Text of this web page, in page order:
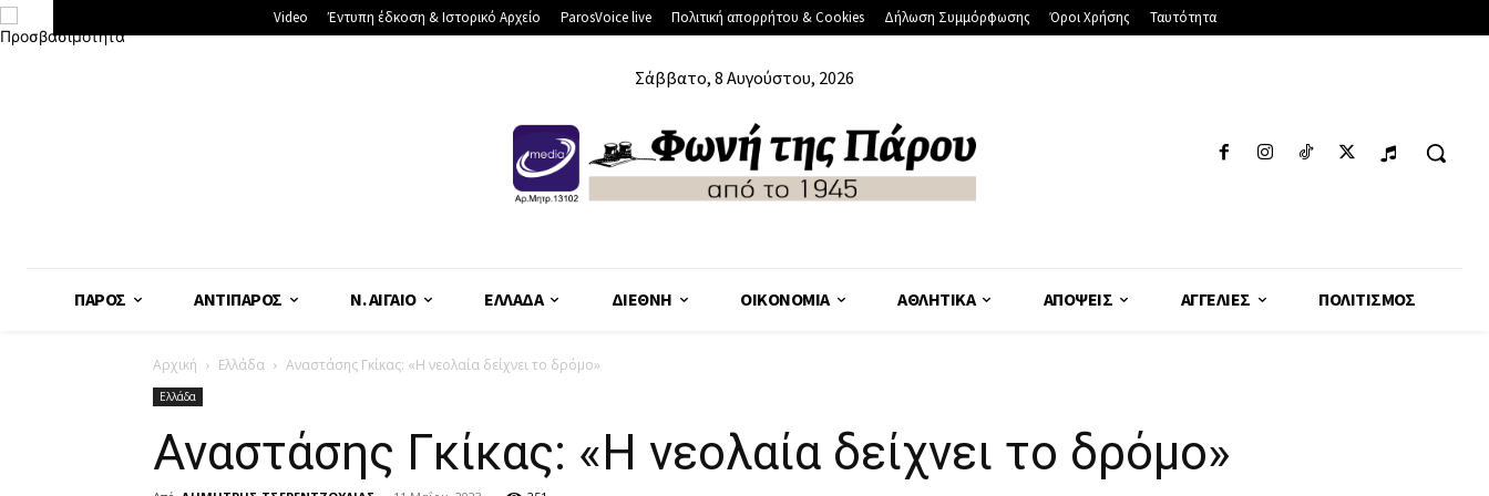
Video Έντυπη έδκοση & Ιστορικό Αρχείο ParosVoice live Πολιτική απορρήτου & Cookies Δήλωση Συμμόρφωσης Όροι Χρήσης Ταυτότητα
Σάββατο, 8 Αυγούστου, 2026
ΠΆΡΟΣ ΑΝΤΊΠΑΡΟΣ Ν. ΑΙΓΑΊΟ ΕΛΛΆΔΑ ΔΙΕΘΝΉ ΟΙΚΟΝΟΜΊΑ ΑΘΛΗΤΙΚΆ ΑΠΌΨΕΙΣ ΑΓΓΕΛΊΕΣ ΠΟΛΙΤΙΣΜΌΣ
Αρχική Ελλάδα Αναστάσης Γκίκας: «Η νεολαία δείχνει το δρόμο»
Ελλάδα
Αναστάσης Γκίκας: «Η νεολαία δείχνει το δρόμο»